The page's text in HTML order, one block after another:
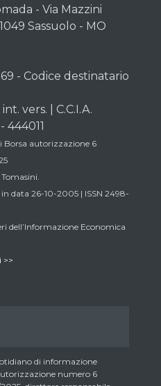
- Via Mazzini
Sassuolo - MO
- Codice destinatario
vers. | C.C.I.A.
444011
autorizzazione 6
data 26-10-2005 | ISSN 2498-
dell’Informazione Economica
>>
di informazione
numero 6